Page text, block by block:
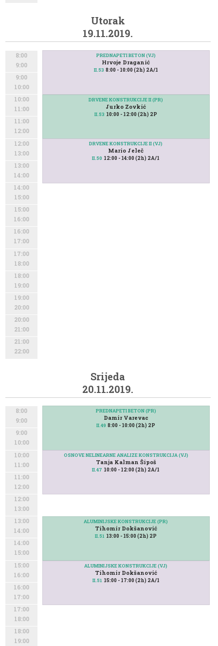
Utorak
19.11.2019.
8:00
9:00
9:00
10:00
10:00
11:00
11:00
12:00
12:00
13:00
13:00
14:00
14:00
15:00
15:00
16:00
16:00
17:00
17:00
18:00
18:00
19:00
19:00
20:00
20:00
21:00
21:00
22:00
PREDNAPETI BETON (VJ)
Hrvoje Draganić
II.53 8:00 - 10:00 (2h) 2A/1
DRVENE KONSTRUKCIJE II (PR)
Jurko Zovkić
II.53 10:00 - 12:00 (2h) 2P
DRVENE KONSTRUKCIJE II (VJ)
Mario Jeleč
II.50 12:00 - 14:00 (2h) 2A/1
Srijeda
20.11.2019.
8:00
9:00
9:00
10:00
10:00
11:00
11:00
12:00
12:00
13:00
13:00
14:00
14:00
15:00
15:00
16:00
16:00
17:00
17:00
18:00
18:00
19:00
PREDNAPETI BETON (PR)
Damir Varevac
II.49 8:00 - 10:00 (2h) 2P
OSNOVE NELINEARNE ANALIZE KONSTRUKCIJA (VJ)
Tanja Kalman Šipoš
II.47 10:00 - 12:00 (2h) 2A/1
ALUMINIJSKE KONSTRUKCIJE (PR)
Tihomir Dokšanović
II.51 13:00 - 15:00 (2h) 2P
ALUMINIJSKE KONSTRUKCIJE (VJ)
Tihomir Dokšanović
II.51 15:00 - 17:00 (2h) 2A/1